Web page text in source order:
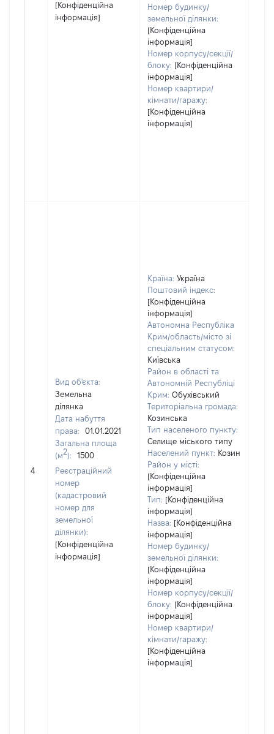
[Конфіденційна
інформація]
Номер будинку/
земельної ділянки:
[Конфіденційна
інформація]
Номер корпусу/секції/
блоку: [Конфіденційна
інформація]
Номер квартири/
кімнати/гаражу:
[Конфіденційна
інформація]
4
Вид об'єкта:
Земельна
ділянка
Дата набуття
права:
01.01.2021
Загальна площа
(м2):
1500
Реєстраційний
номер
(кадастровий
номер для
земельної
ділянки):
[Конфіденційна
інформація]
Країна: Україна
Поштовий індекс:
[Конфіденційна
інформація]
Автономна Республіка
Крим/область/місто зі
спеціальним статусом:
Київська
Район в області та
Автономній Республіці
Крим: Обухівський
Територіальна громада:
Козинська
Тип населеного пункту:
Селище міського типу
Населений пункт: Козин
Район у місті:
[Конфіденційна
інформація]
Тип: [Конфіденційна
інформація]
Назва: [Конфіденційна
інформація]
Номер будинку/
земельної ділянки:
[Конфіденційна
інформація]
Номер корпусу/секції/
блоку: [Конфіденційна
інформація]
Номер квартири/
кімнати/гаражу:
[Конфіденційна
інформація]